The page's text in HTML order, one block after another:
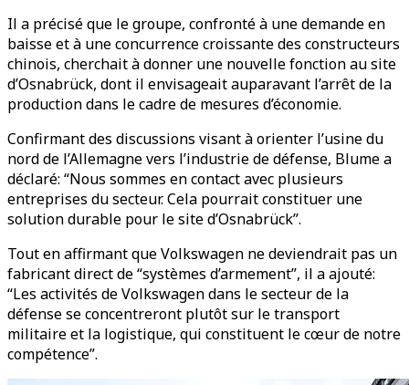
Il a précisé que le groupe, confronté à une demande en
baisse et à une concurrence croissante des constructeurs
chinois, cherchait à donner une nouvelle fonction au site
d’Osnabrück, dont il envisageait auparavant l’arrêt de la
production dans le cadre de mesures d’économie.
Confirmant des discussions visant à orienter l’usine du
nord de l’Allemagne vers l’industrie de défense, Blume a
déclaré: “Nous sommes en contact avec plusieurs
entreprises du secteur. Cela pourrait constituer une
solution durable pour le site d’Osnabrück”.
Tout en affirmant que Volkswagen ne deviendrait pas un
fabricant direct de “systèmes d’armement”, il a ajouté:
“Les activités de Volkswagen dans le secteur de la
défense se concentreront plutôt sur le transport
militaire et la logistique, qui constituent le cœur de notre
compétence”.